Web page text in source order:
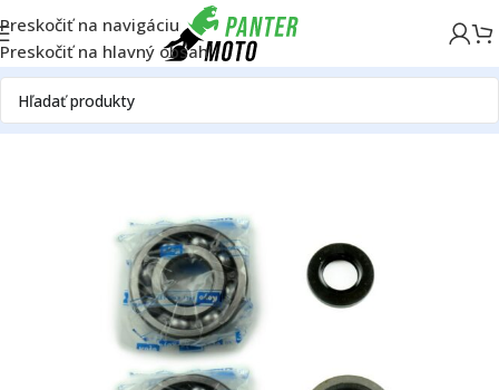
Preskočiť na navigáciu
Preskočiť na hlavný obsah
DomovOFF ROADMotorLožiská